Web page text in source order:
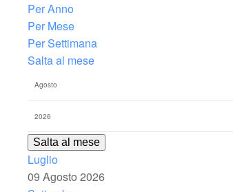
Per Anno
Per Mese
Per Settimana
Salta al mese
Salta al mese
Luglio
09 Agosto 2026